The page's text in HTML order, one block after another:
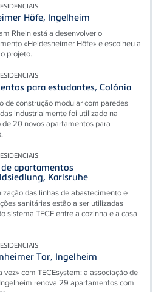
Höfe, Ingelheim
Rhein está a desenvolver o
«Heidesheimer Höfe» e escolheu a
projeto.
para estudantes, Colónia
de construção modular com paredes
industrialmente foi utilizado na
de 20 novos apartamentos para
apartamentos
Karlsruhe
das linhas de abastecimento e
sanitárias estão a ser utilizadas
sistema TECE entre a cozinha e a casa
Tor, Ingelheim
vez» com TECEsystem: a associação de
renova 29 apartamentos com